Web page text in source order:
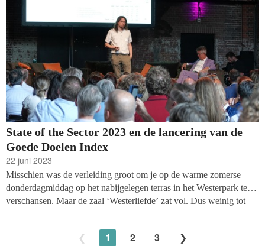
State of the Sector 2023 en de lancering van de
Goede Doelen Index
22 juni 2023
Misschien was de verleiding groot om je op de warme zomerse
donderdagmiddag op het nabijgelegen terras in het Westerpark te
verschansen. Maar de zaal ‘Westerliefde’ zat vol. Dus weinig tot
middag van de introductie van de Goede Doelen Index. De
Radboud Universiteit Nijmegen heeft samen met het CBF de data
1 2 3